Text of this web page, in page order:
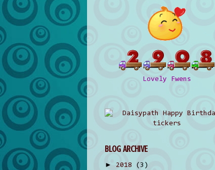
Lovely Fwens
BLOG ARCHIVE
► 2018 (3)